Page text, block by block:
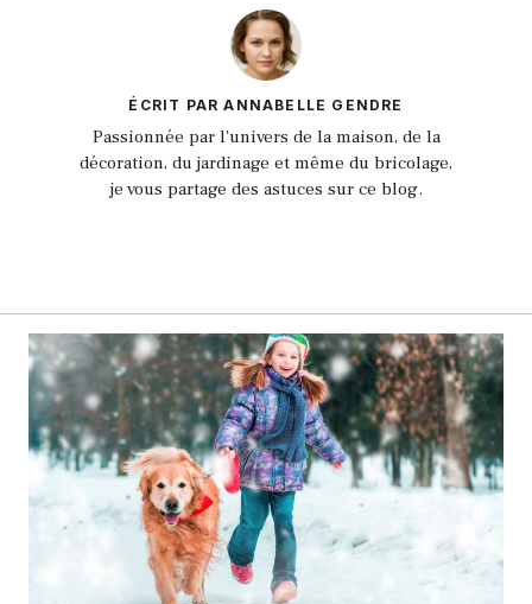
ÉCRIT PAR ANNABELLE GENDRE
Passionnée par l'univers de la maison, de la
décoration, du jardinage et même du bricolage,
je vous partage des astuces sur ce blog.